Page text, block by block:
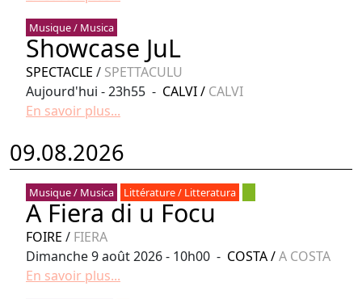
Musique / Musica
Showcase JuL
SPECTACLE / SPETTACULU
Aujourd'hui - 23h55 - CALVI/ CALVI
En savoir plus...
09.08.2026
Musique / Musica Littérature / Litteratura
A Fiera di u Focu
FOIRE / FIERA
Dimanche 9 août 2026 - 10h00 - COSTA/A COSTA
En savoir plus...